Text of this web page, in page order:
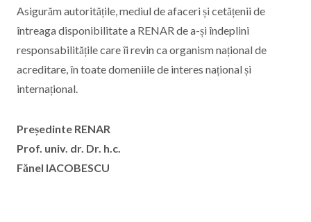
Asigurăm autoritățile, mediul de afaceri și cetățenii de
întreaga disponibilitate a RENAR de a-și îndeplini
responsabilitățile care îi revin ca organism național de
acreditare, în toate domeniile de interes național și
internațional.
Președinte RENAR
Prof. univ. dr. Dr. h.c.
Fănel IACOBESCU